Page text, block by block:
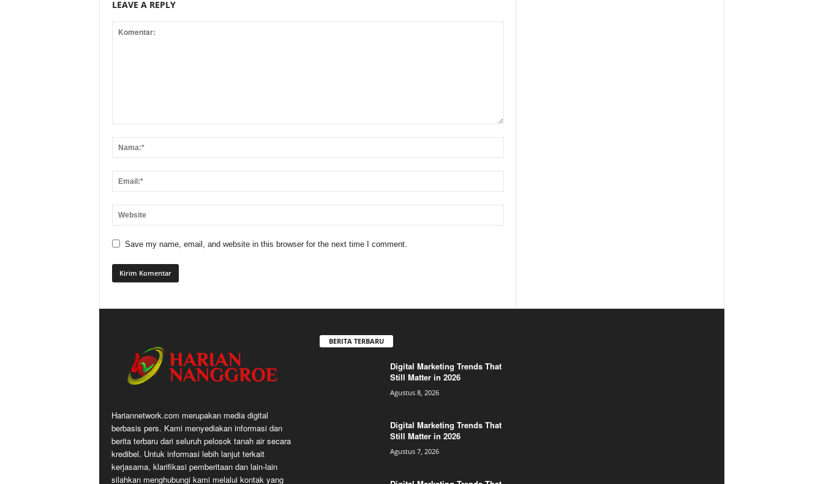
LEAVE A REPLY
Save my name, email, and website in this browser for the next time I comment.
Hariannetwork.com merupakan media digital
berbasis pers. Kami menyediakan informasi dan
berita terbaru dari seluruh pelosok tanah air secara
kredibel. Untuk informasi lebih lanjut terkait
kerjasama, klarifikasi pemberitaan dan lain-lain
silahkan menghubungi kami melalui kontak yang
BERITA TERBARU
Digital Marketing Trends That
Still Matter in 2026
Agustus 8, 2026
Digital Marketing Trends That
Still Matter in 2026
Agustus 7, 2026